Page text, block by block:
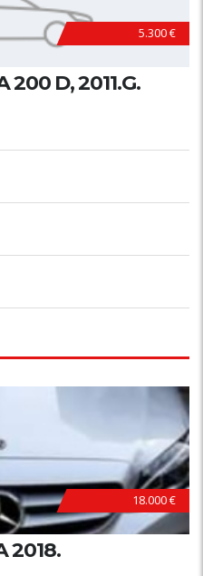
5.300 €
200 D, 2011.G.
18.000 €
2018.